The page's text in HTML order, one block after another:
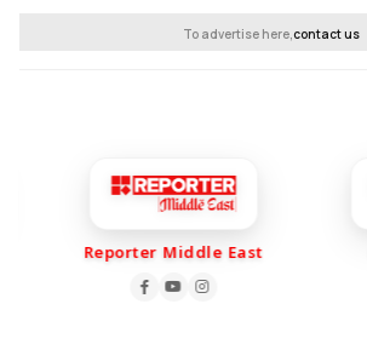
To advertise here,contact us
Reporter Middle East